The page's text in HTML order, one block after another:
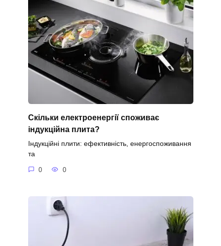
Скільки електроенергії споживає
індукційна плита?
Індукційні плити: ефективність, енергоспоживання
та
0 0